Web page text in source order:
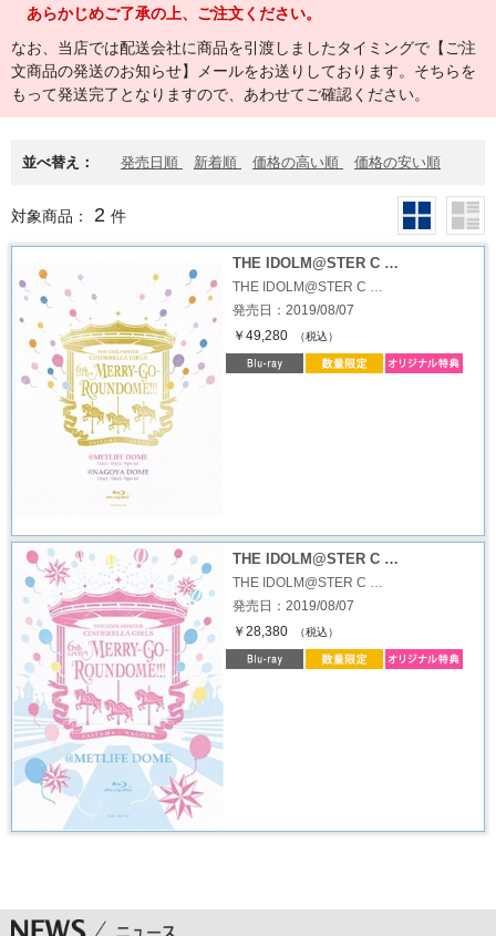
あらかじめご了承の上、ご注文ください。
なお、当店では配送会社に商品を引渡しましたタイミングで【ご注
文商品の発送のお知らせ】メールをお送りしております。そちらを
もって発送完了となりますので、あわせてご確認ください。
並べ替え： 発売日順 新着順 価格の高い順 価格の安い順
対象商品： 2 件
THE IDOLM@STER C …
THE IDOLM@STER C …
発売日：2019/08/07
￥49,280
（税込）
THE IDOLM@STER C …
THE IDOLM@STER C …
発売日：2019/08/07
￥28,380
（税込）